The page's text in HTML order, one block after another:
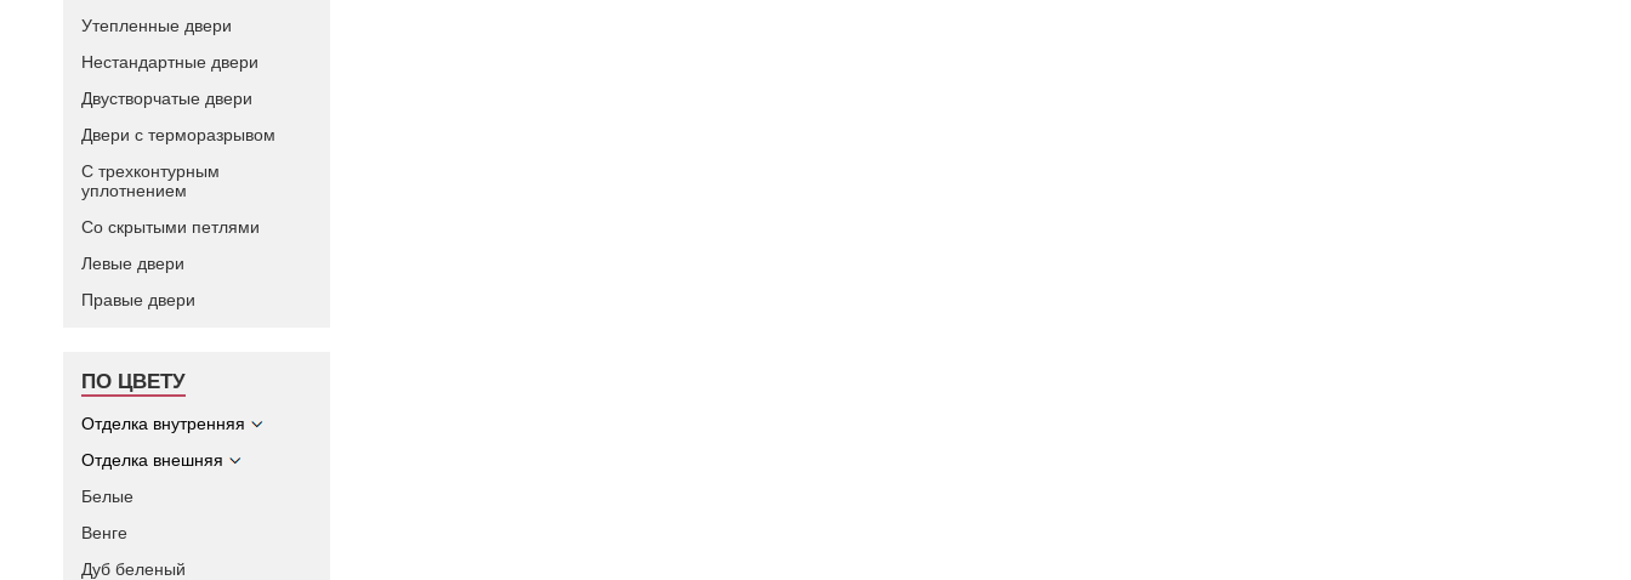
Утепленные двери
Нестандартные двери
Двустворчатые двери
Двери с терморазрывом
С трехконтурным
уплотнением
Со скрытыми петлями
Левые двери
Правые двери
ПО ЦВЕТУ
Отделка внутренняя
Отделка внешняя
Белые
Венге
Дуб беленый